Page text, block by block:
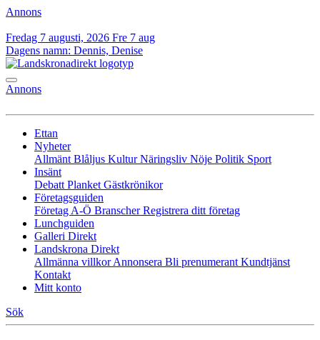
Annons
Fredag 7 augusti, 2026 Fre 7 aug
Dagens namn: Dennis, Denise
Annons
Ettan
Nyheter
Allmänt Blåljus KulturNäringsliv Nöje Politik Sport
Insänt
Debatt Planket Gästkrönikor
Företagsguiden
Företag A-Ö BranscherRegistrera ditt företag
Lunchguiden
Galleri Direkt
Landskrona Direkt
Allmänna villkorAnnonsera Bli prenumerant Kundtjänst
Kontakt
Mitt konto
Sök